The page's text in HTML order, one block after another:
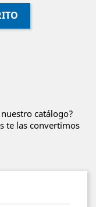
catálogo?
te las convertimos